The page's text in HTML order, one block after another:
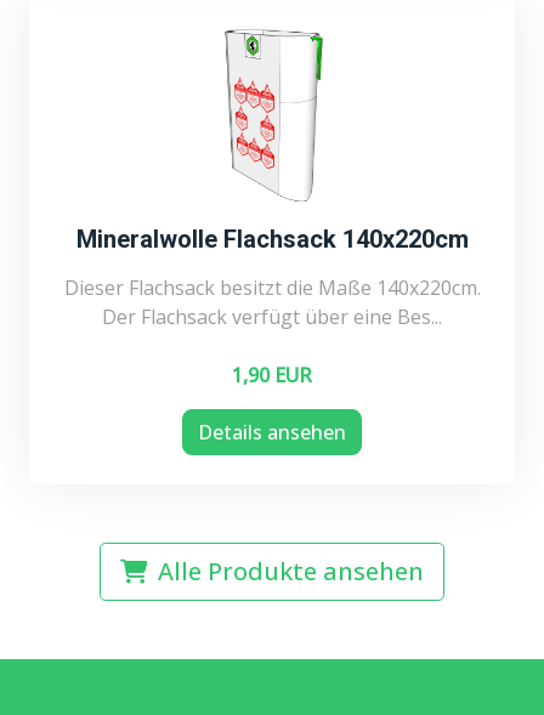
Mineralwolle Flachsack 140x220cm
Dieser Flachsack besitzt die Maße 140x220cm.
Der Flachsack verfügt über eine Bes...
1,90 EUR
Details ansehen
Alle Produkte ansehen